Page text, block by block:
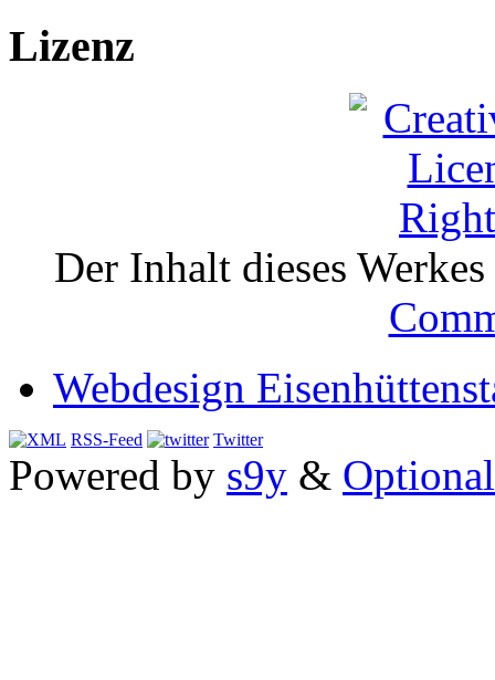
Lizenz
Der Inhalt dieses
Webdesign
RSS-Feed Twitter
Powered by s9y &